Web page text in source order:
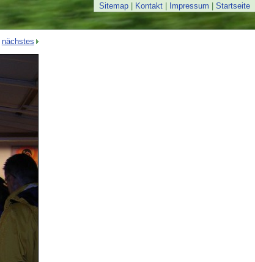
Sitemap Kontakt Impressum Startseite
nächstes